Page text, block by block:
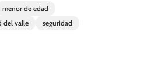
menor de edad
del valle
seguridad